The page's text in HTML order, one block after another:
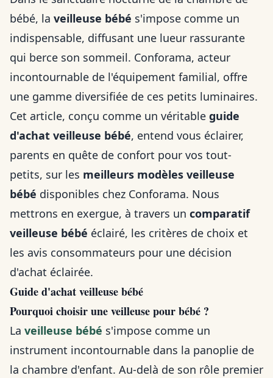
bébé, la veilleuse bébé s'impose comme un
indispensable, diffusant une lueur rassurante
qui berce son sommeil. Conforama, acteur
incontournable de l'équipement familial, offre
une gamme diversifiée de ces petits luminaires.
Cet article, conçu comme un véritable guide
d'achat veilleuse bébé, entend vous éclairer,
parents en quête de confort pour vos tout-
petits, sur les meilleurs modèles veilleuse
bébé disponibles chez Conforama. Nous
mettrons en exergue, à travers un comparatif
veilleuse bébé éclairé, les critères de choix et
les avis consommateurs pour une décision
d'achat éclairée.
Guide d'achat veilleuse bébé
Pourquoi choisir une veilleuse pour bébé ?
La veilleuse bébé s'impose comme un
instrument incontournable dans la panoplie de
la chambre d'enfant. Au-delà de son rôle premier